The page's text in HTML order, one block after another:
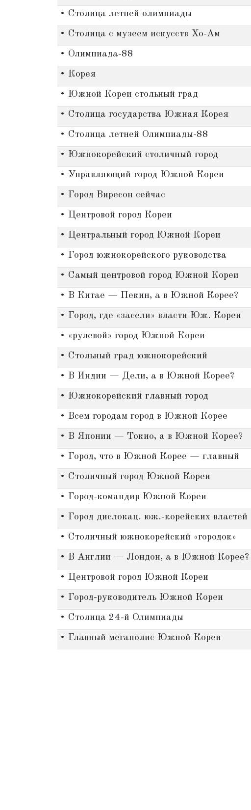
• Столица летней олимпиады
• Столица с музеем искусств Хо-Ам
• Олимпиада-88
• Корея
• Южной Кореи стольный град
• Столица государства Южная Корея
• Столица летней Олимпиады-88
• Южнокорейский столичный город
• Управляющий город Южной Кореи
• Город Виресон сейчас
• Центровой город Кореи
• Центральный город Южной Кореи
• Город южнокорейского руководства
• Самый центровой город Южной Кореи
• В Китае — Пекин, а в Южной Корее?
• Город, где «засели» власти Юж. Кореи
• «рулевой» город Южной Кореи
• Стольный град южнокорейский
• В Индии — Дели, а в Южной Корее?
• Южнокорейский главный город
• Всем городам город в Южной Корее
• В Японии — Токио, а в Южной Корее?
• Город, что в Южной Корее — главный
• Столичный город Южной Кореи
• Город-командир Южной Кореи
• Город дислокац. юж.-корейских властей
• Столичный южнокорейский «городок»
• В Англии — Лондон, а в Южной Корее?
• Центровой город Южной Кореи
• Город-руководитель Южной Кореи
• Столица 24-й Олимпиады
• Главный мегаполис Южной Кореи